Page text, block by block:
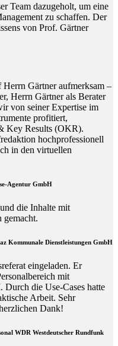
Team dazugeholt, um eine
zu schaffen. Der
von Prof. Gärtner
Gärtner aufmerksam –
Herrn Gärtner als Berater
von seiner Expertise im
profitiert,
Key Results (OKR).
hochprofessionell
in den virtuellen
Agentur GmbH
die Inhalte mit
gemacht.
Kommunale Dienstleistungen GmbH
eingeladen. Er
mit
Durch die Use-Cases hatte
Arbeit. Sehr
Dank!
WDR Westdeutscher Rundfunk